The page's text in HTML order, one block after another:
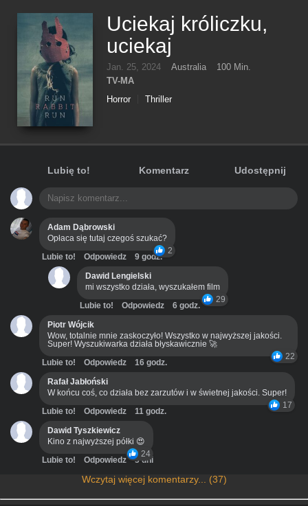
Uciekaj króliczku,
uciekaj
Jan. 25, 2024 Australia
100 Min.
TV-MA
Horror
Thriller
Lubię to! Komentarz Udostępnij
Adam Dąbrowski
Opłaca się tutaj czegoś szukać?
2
Lubie to! Odpowiedz
9 godz.
Dawid Lengielski
mi wszystko działa, wyszukałem film
29
Lubie to! Odpowiedz
6 godz.
Piotr Wójcik
Wow, totalnie mnie zaskoczyło! Wszystko w najwyższej jakości.
Super! Wyszukiwarka działa błyskawicznie 🚀
22
Lubie to! Odpowiedz
16 godz.
Rafał Jabłoński
W końcu coś, co działa bez zarzutów i w świetnej jakości. Super!
17
Lubie to! Odpowiedz
11 godz.
Dawid Tyszkiewicz
Kino z najwyższej półki 😍
24
Lubie to! Odpowiedz 3 dni
Wczytaj więcej komentarzy... (37)